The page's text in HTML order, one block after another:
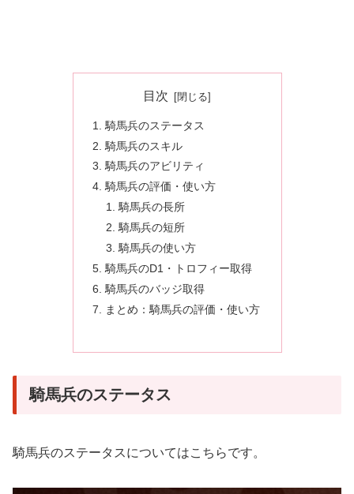
目次
騎馬兵のステータス
騎馬兵のスキル
騎馬兵のアビリティ
騎馬兵の評価・使い方
騎馬兵の長所
騎馬兵の短所
騎馬兵の使い方
騎馬兵のD1・トロフィー取得
騎馬兵のバッジ取得
まとめ：騎馬兵の評価・使い方
騎馬兵のステータス
騎馬兵のステータスについてはこちらです。